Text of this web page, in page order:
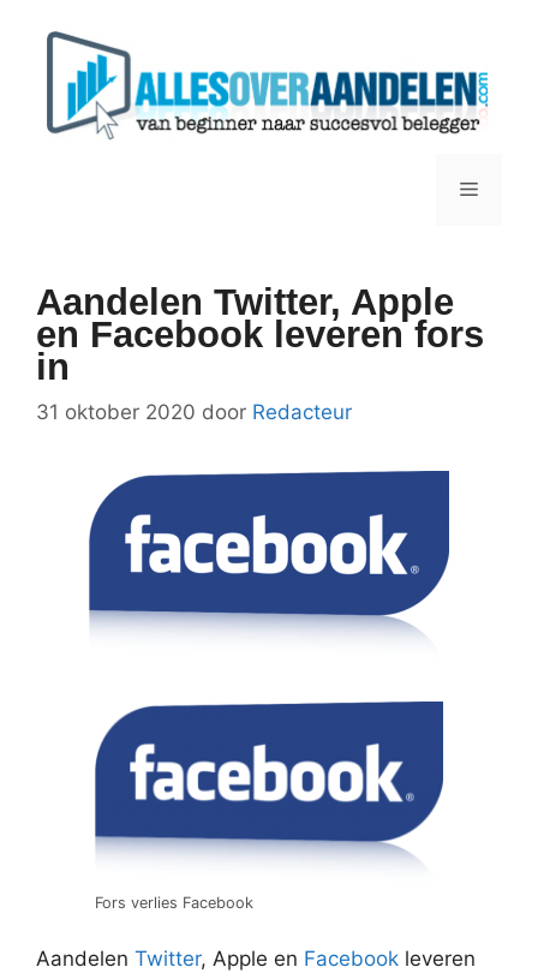
Menu
Aandelen Twitter, Apple
en Facebook leveren fors
in
31 oktober 2020 door Redacteur
Fors verlies Facebook
Aandelen Twitter, Apple en Facebook leveren